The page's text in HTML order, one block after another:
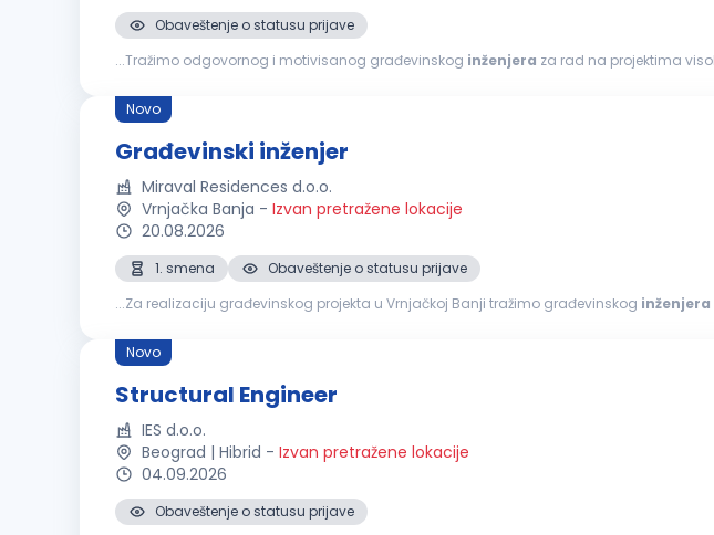
Obaveštenje o statusu prijave
...Tražimo odgovornog i motivisanog građevinskog inženjera
Novo
Građevinski inženjer
Miraval Residences d.o.o.
Vrnjačka Banja - Izvan pretražene lokacije
20.08.2026
1. smena
Obaveštenje o statusu prijave
...Za realizaciju građevinskog projekta u Vrnjačkoj Banji tražimo građevinskog inženjera
Novo
Structural Engineer
IES d.o.o.
Beograd | Hibrid - Izvan pretražene lokacije
04.09.2026
Obaveštenje o statusu prijave